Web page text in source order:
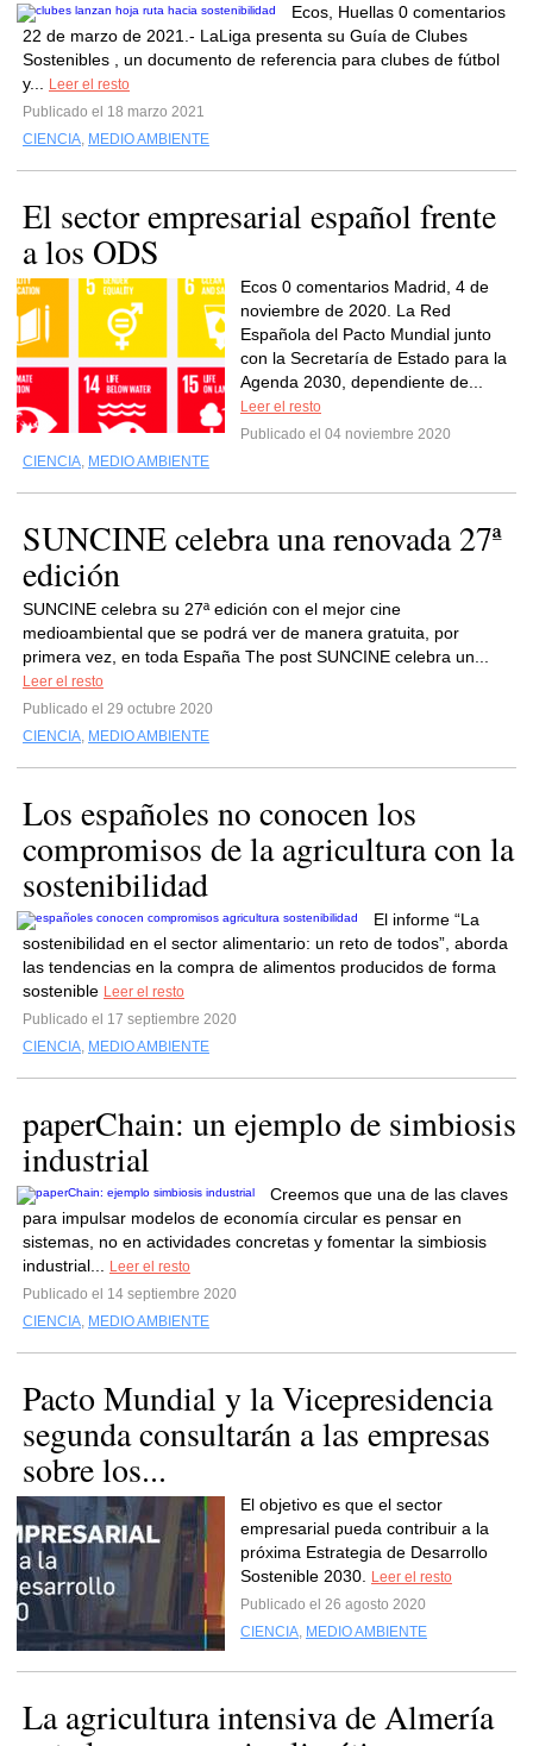
Ecos, Huellas 0 comentarios
22 de marzo de 2021.- LaLiga presenta su Guía de Clubes
Sostenibles , un documento de referencia para clubes de fútbol
y...
Leer el resto
Publicado el 18 marzo 2021
CIENCIA, MEDIO AMBIENTE
El sector empresarial español frente
a los ODS
Ecos 0 comentarios Madrid, 4 de
noviembre de 2020. La Red
Española del Pacto Mundial junto
con la Secretaría de Estado para la
Agenda 2030, dependiente de...
Leer el resto
Publicado el 04 noviembre 2020
CIENCIA, MEDIO AMBIENTE
SUNCINE celebra una renovada 27ª
edición
SUNCINE celebra su 27ª edición con el mejor cine
medioambiental que se podrá ver de manera gratuita, por
primera vez, en toda España The post SUNCINE celebra un...
Leer el resto
Publicado el 29 octubre 2020
CIENCIA, MEDIO AMBIENTE
Los españoles no conocen los
compromisos de la agricultura con la
sostenibilidad
El informe “La
sostenibilidad en el sector alimentario: un reto de todos”, aborda
las tendencias en la compra de alimentos producidos de forma
sostenible Leer el resto
Publicado el 17 septiembre 2020
CIENCIA, MEDIO AMBIENTE
paperChain: un ejemplo de simbiosis
industrial
Creemos que una de las claves
para impulsar modelos de economía circular es pensar en
sistemas, no en actividades concretas y fomentar la simbiosis
industrial...
Leer el resto
Publicado el 14 septiembre 2020
CIENCIA, MEDIO AMBIENTE
Pacto Mundial y la Vicepresidencia
segunda consultarán a las empresas
sobre los...
El objetivo es que el sector
empresarial pueda contribuir a la
próxima Estrategia de Desarrollo
Sostenible 2030.
Leer el resto
Publicado el 26 agosto 2020
CIENCIA, MEDIO AMBIENTE
La agricultura intensiva de Almería